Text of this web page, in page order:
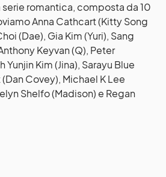
serie romantica, composta da 10
Anna Cathcart (Kitty Song
(Dae), Gia Kim (Yuri), Sang
Keyvan (Q), Peter
Yunjin Kim (Jina), Sarayu Blue
Covey), Michael K Lee
Shelfo (Madison) e Regan